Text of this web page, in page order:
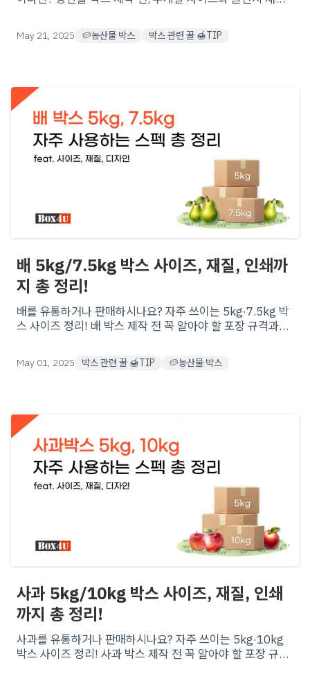
May 21, 2025 🥔농산물 박스 박스 관련 꿀 🍯TIP
배 5kg/7.5kg 박스 사이즈, 재질, 인쇄까
지 총 정리!
배를 유통하거나 판매하시나요? 자주 쓰이는 5kg·7.5kg 박
스 사이즈 정리! 배 박스 제작 전 꼭 알아야 할 포장 규격과
May 01, 2025 박스 관련 꿀 🍯TIP 🥔농산물 박스
사과 5kg/10kg 박스 사이즈, 재질, 인쇄
까지 총 정리!
사과를 유통하거나 판매하시나요? 자주 쓰이는 5kg·10kg
박스 사이즈 정리! 사과 박스 제작 전 꼭 알아야 할 포장 규격